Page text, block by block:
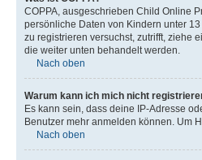
COPPA, ausgeschrieben Child Online
persönliche Daten von Kindern unter
zu registrieren versuchst, zutrifft, ziehe
die weiter unten behandelt werden.
Nach oben
Warum kann ich mich nicht
Es kann sein, dass deine IP-Adresse
Benutzer mehr anmelden können. Um
Nach oben